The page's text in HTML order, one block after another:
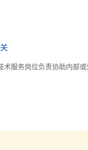
术服务岗位负责协助内部或